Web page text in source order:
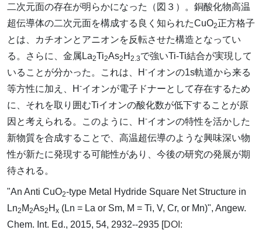
二次元面の存在が明らかになった（図３）。銅酸化物高温
超伝導体の二次元面を構成する良く知られたCuO2正方格子
とは、カチオンとアニオンを反転させた構造となってい
る。さらに、金属La2Ti2As2 H 2.3で強いTi-Ti結合が実現して
いることが分かった。これは、H -イオンの1s軌道から来る
等方性に加え、H -イオンが電子ドナーとして存在するため
に、それを取り囲むTiイオンの酸化数が低下することが原
因と考えられる。このように、H -イオンの特性を活かした
新物質を合成することで、高温超伝導のような興味深い物
性が新たに発現する可能性があり、今後の研究の発展が期
待される。
"An Anti CuO2-type Metal Hydride Square Net Structure in
Ln2 M2As2 H x (Ln = La or Sm, M = Ti, V, Cr, or Mn)", Angew.
Chem. Int. Ed., 2015, 54, 2932--2935 [DOI: